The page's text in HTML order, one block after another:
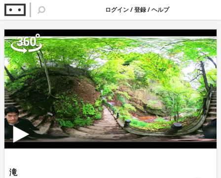
ログイン/登録/ヘルプ
滝